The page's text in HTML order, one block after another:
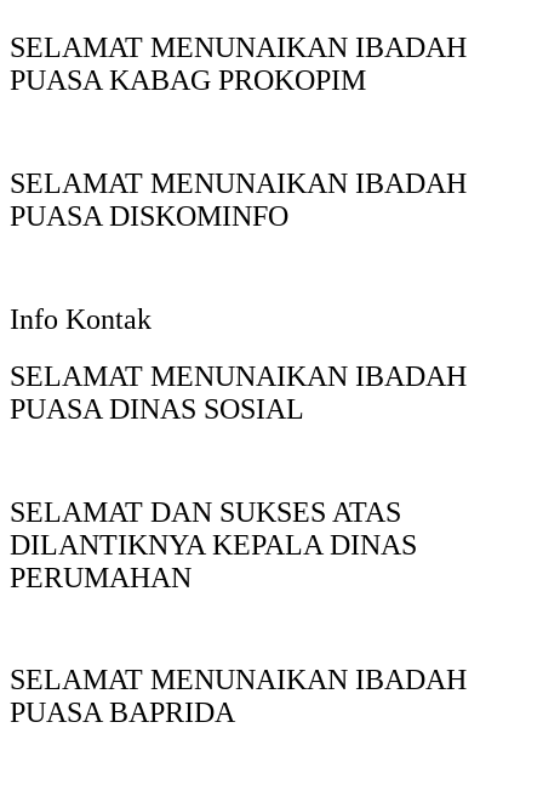
SELAMAT MENUNAIKAN IBADAH
PUASA KABAG PROKOPIM
SELAMAT MENUNAIKAN IBADAH
PUASA DISKOMINFO
Info Kontak
SELAMAT MENUNAIKAN IBADAH
PUASA DINAS SOSIAL
SELAMAT DAN SUKSES ATAS
DILANTIKNYA KEPALA DINAS
PERUMAHAN
SELAMAT MENUNAIKAN IBADAH
PUASA BAPRIDA